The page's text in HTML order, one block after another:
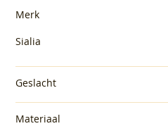
Merk
Sialia
Geslacht
Materiaal